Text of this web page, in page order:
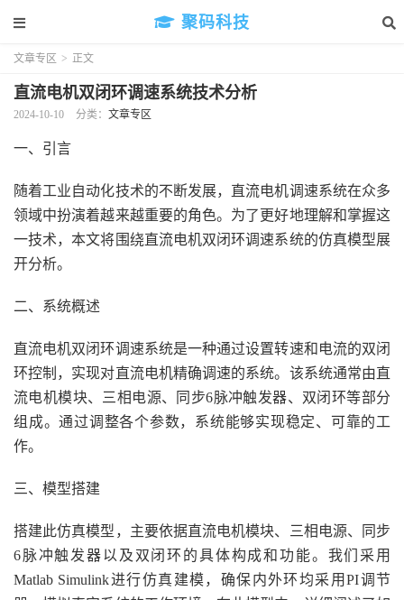
聚码科技
文章专区 > 正文
直流电机双闭环调速系统技术分析
2024-10-10 分类： 文章专区
一、引言
随着工业自动化技术的不断发展，直流电机调速系统在众多
领域中扮演着越来越重要的角色。为了更好地理解和掌握这
一技术，本文将围绕直流电机双闭环调速系统的仿真模型展
开分析。
二、系统概述
直流电机双闭环调速系统是一种通过设置转速和电流的双闭
环控制，实现对直流电机精确调速的系统。该系统通常由直
流电机模块、三相电源、同步6脉冲触发器、双闭环等部分
组成。通过调整各个参数，系统能够实现稳定、可靠的工
作。
三、模型搭建
搭建此仿真模型，主要依据直流电机模块、三相电源、同步
6脉冲触发器以及双闭环的具体构成和功能。我们采用
Matlab Simulink进行仿真建模，确保内外环均采用PI调节